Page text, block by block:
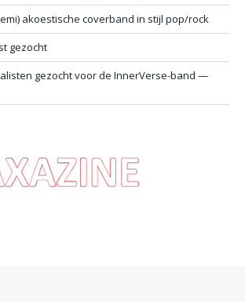
akoestische coverband in stijl pop/rock
gezocht
gezocht voor de InnerVerse-band —